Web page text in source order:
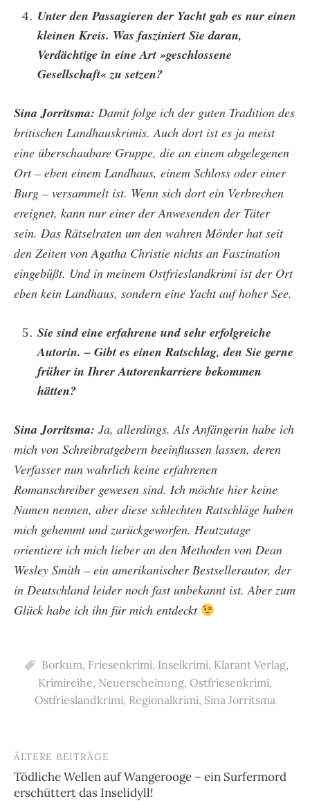
Unter den Passagieren der Yacht gab es nur einen
kleinen Kreis. Was fasziniert Sie daran,
Verdächtige in eine Art »geschlossene
Gesellschaft« zu setzen?
Sina Jorritsma: Damit folge ich der guten Tradition des
britischen Landhauskrimis. Auch dort ist es ja meist
eine überschaubare Gruppe, die an einem abgelegenen
Ort – eben einem Landhaus, einem Schloss oder einer
Burg – versammelt ist. Wenn sich dort ein Verbrechen
ereignet, kann nur einer der Anwesenden der Täter
sein. Das Rätselraten um den wahren Mörder hat seit
den Zeiten von Agatha Christie nichts an Faszination
eingebüßt. Und in meinem Ostfrieslandkrimi ist der Ort
eben kein Landhaus, sondern eine Yacht auf hoher See.
Sie sind eine erfahrene und sehr erfolgreiche
Autorin. – Gibt es einen Ratschlag, den Sie gerne
früher in Ihrer Autorenkarriere bekommen
hätten?
Sina Jorritsma: Ja, allerdings. Als Anfängerin habe ich
mich von Schreibratgebern beeinflussen lassen, deren
Verfasser nun wahrlich keine erfahrenen
Romanschreiber gewesen sind. Ich möchte hier keine
Namen nennen, aber diese schlechten Ratschläge haben
mich gehemmt und zurückgeworfen. Heutzutage
orientiere ich mich lieber an den Methoden von Dean
Wesley Smith – ein amerikanischer Bestsellerautor, der
in Deutschland leider noch fast unbekannt ist. Aber zum
Glück habe ich ihn für mich entdeckt
Borkum, Friesenkrimi, Inselkrimi, Klarant Verlag,
Krimireihe, Neuerscheinung, Ostfriesenkrimi,
Ostfrieslandkrimi, Regionalkrimi, Sina Jorritsma
Beitragsnavigation
ÄLTERE BEITRÄGE
Tödliche Wellen auf Wangerooge – ein Surfermord
erschüttert das Inselidyll!